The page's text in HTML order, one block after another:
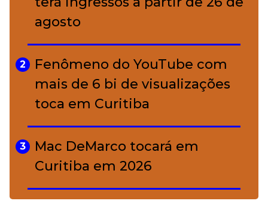
A ciência por trás da skincare: a
função de cada ativo
agosto
2
Fenômeno do YouTube com
mais de 6 bi de visualizações
toca em Curitiba
3
Mac DeMarco tocará em
Curitiba em 2026